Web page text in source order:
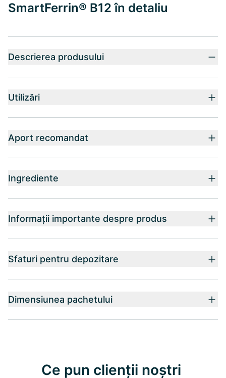
SmartFerrin® B12 în detaliu
Descrierea produsului
Utilizări
Aport recomandat
Ingrediente
Informații importante despre produs
Sfaturi pentru depozitare
Dimensiunea pachetului
Ce pun clienții noștri